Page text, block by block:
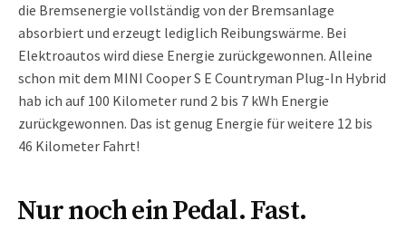
die Bremsenergie vollständig von der Bremsanlage
absorbiert und erzeugt lediglich Reibungswärme. Bei
Elektroautos wird diese Energie zurückgewonnen. Alleine
schon mit dem MINI Cooper S E Countryman Plug-In Hybrid
hab ich auf 100 Kilometer rund 2 bis 7 kWh Energie
zurückgewonnen. Das ist genug Energie für weitere 12 bis
46 Kilometer Fahrt!
Nur noch ein Pedal. Fast.